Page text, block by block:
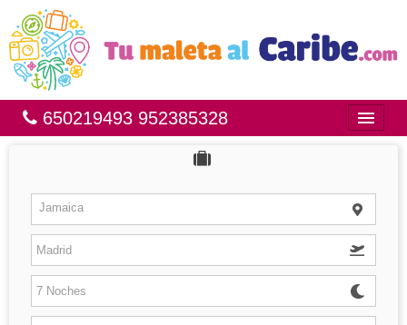
650219493 952385328
Bahía Príncipe
México
República Dominicana
Brasil
Jamaica